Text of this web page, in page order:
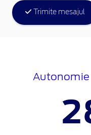
Trimite mesajul